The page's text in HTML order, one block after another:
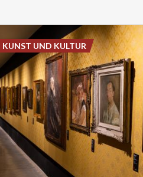
KUNST UND KULTUR